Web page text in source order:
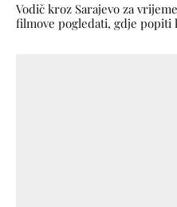
Vodič kroz Sarajevo za
filmove pogledati, gdje popiti